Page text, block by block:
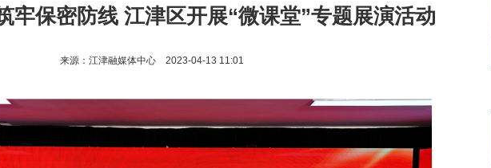
牢保密防线 江津区开展“微课堂”专题展演活动
来源：江津融媒体中心 2023-04-13 11:01